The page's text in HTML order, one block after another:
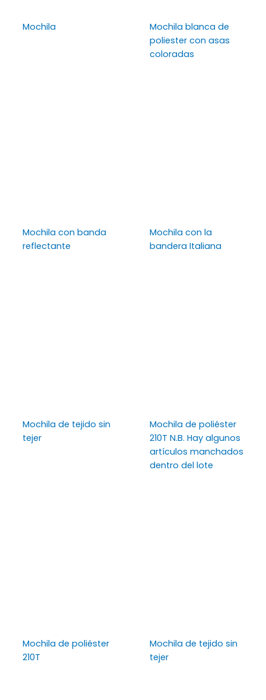
Mochila
Mochila blanca de
poliester con asas
coloradas
Mochila con banda
reflectante
Mochila con la
bandera Italiana
Mochila de tejido sin
tejer
Mochila de poliéster
210T N.B. Hay algunos
artículos manchados
dentro del lote
Mochila de poliéster
210T
Mochila de tejido sin
tejer